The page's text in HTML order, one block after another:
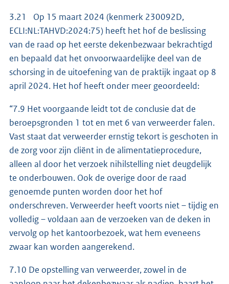
3.21 Op 15 maart 2024 (kenmerk 230092D,
ECLI:NL:TAHVD:2024:75) heeft het hof de beslissing
van de raad op het eerste dekenbezwaar bekrachtigd
en bepaald dat het onvoorwaardelijke deel van de
schorsing in de uitoefening van de praktijk ingaat op 8
april 2024. Het hof heeft onder meer geoordeeld:
“7.9 Het voorgaande leidt tot de conclusie dat de
beroepsgronden 1 tot en met 6 van verweerder falen.
Vast staat dat verweerder ernstig tekort is geschoten in
de zorg voor zijn cliënt in de alimentatieprocedure,
alleen al door het verzoek nihilstelling niet deugdelijk
te onderbouwen. Ook de overige door de raad
genoemde punten worden door het hof
onderschreven. Verweerder heeft voorts niet – tijdig en
volledig – voldaan aan de verzoeken van de deken in
vervolg op het kantoorbezoek, wat hem eveneens
zwaar kan worden aangerekend.
7.10 De opstelling van verweerder, zowel in de